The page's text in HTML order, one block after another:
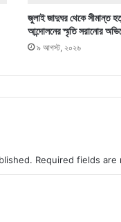
জুলাই জাদুঘর থেকে সীমান্ত
আন্দোলনের স্মৃতি সরানোর
৯ আগস্ট, ২০২৬
Required fields are